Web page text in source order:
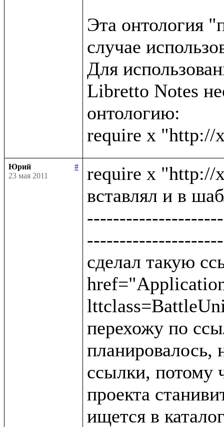
Эта онтология
случае
Для
Libretto Notes
онтологию:
Юрий
#
23 мая 2011
require x "http://
вставлял и в
сделал такую
перехожу по
планировалось,
ссылки, потому
проекта
ищется в